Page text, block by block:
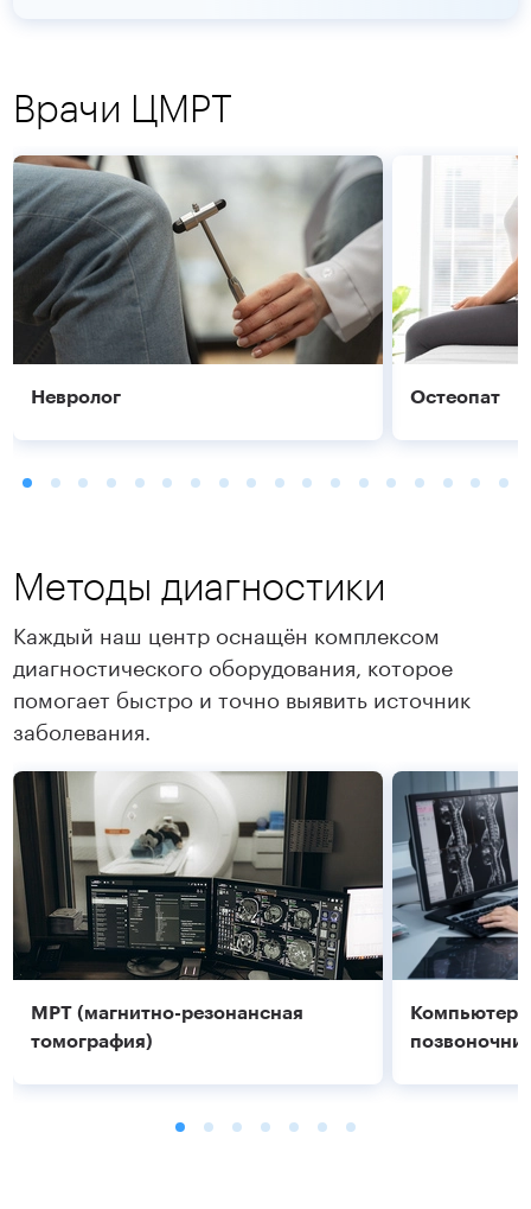
Врачи ЦМРТ
Невролог
Подробнее
Остеопат
Подробнее
Методы диагностики
Каждый наш центр оснащён комплексом
диагностического оборудования, которое
помогает быстро и точно выявить источник
заболевания.
МРТ (магнитно-резонансная
томография)